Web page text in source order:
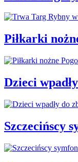
Piłkarki
Dzieci
Szczecińscy